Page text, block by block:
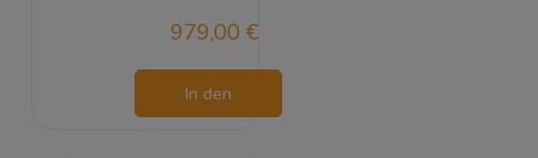
979,00 €
In den